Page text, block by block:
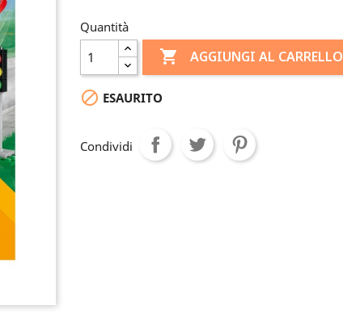
Quantità
 AGGIUNGI AL CARRELLO
 ESAURITO
Condividi